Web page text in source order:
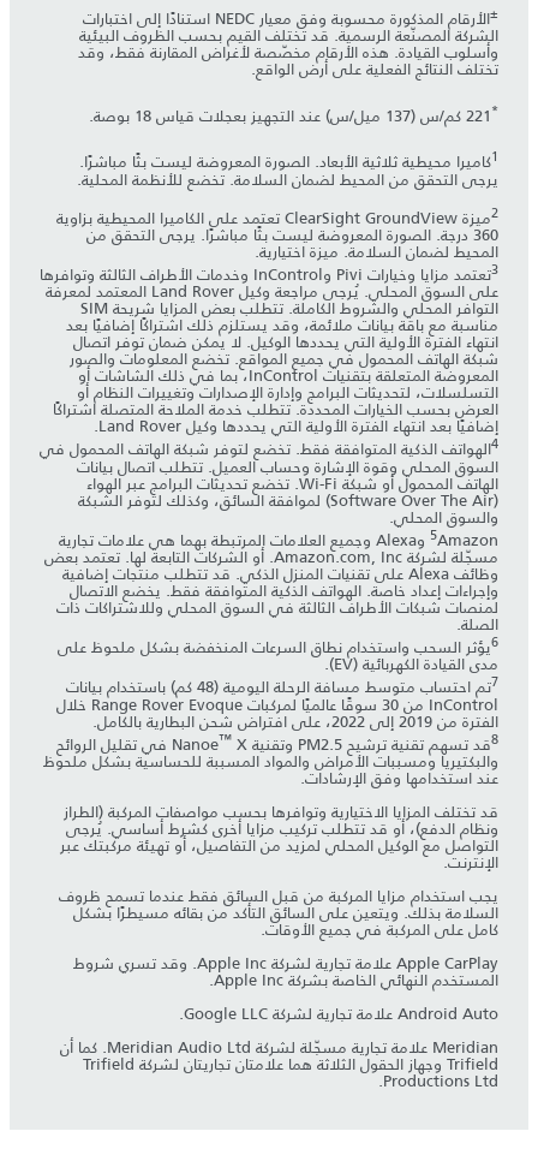
± الأرقام المذكورة محسوبة وفق معيار NEDC استنادًا إلى اختبارات
الشركة المصنّعة الرسمية. قد تختلف القيم بحسب الظروف البيئية
وأسلوب القيادة. هذه الأرقام مخصّصة لأغراض المقارنة فقط، وقد
تختلف النتائج الفعلية على أرض الواقع.
*221 كم/س (137 ميل/س) عند التجهيز بعجلات قياس 18 بوصة.
1كاميرا محيطية ثلاثية الأبعاد. الصورة المعروضة ليست بثًا مباشرًا.
يرجى التحقق من المحيط لضمان السلامة. تخضع للأنظمة المحلية.
2 ميزة ClearSight GroundView تعتمد على الكاميرا المحيطية بزاوية
360 درجة. الصورة المعروضة ليست بثًا مباشرًا. يرجى التحقق من
المحيط لضمان السلامة. ميزة اختيارية.
3 تعتمد مزايا وخيارات Pivi وInControl وخدمات الأطراف الثالثة وتوافرها
على السوق المحلي. يُرجى مراجعة وكيل Land Rover المعتمد لمعرفة
التوافر المحلي والشروط الكاملة. تتطلب بعض المزايا شريحة SIM
مناسبة مع باقة بيانات ملائمة، وقد يستلزم ذلك اشتراكًا إضافيًا بعد
انتهاء الفترة الأولية التي يحددها الوكيل. لا يمكن ضمان توفر اتصال
شبكة الهاتف المحمول في جميع المواقع. تخضع المعلومات والصور
المعروضة المتعلقة بتقنيات InControl، بما في ذلك الشاشات أو
التسلسلات، لتحديثات البرامج وإدارة الإصدارات وتغييرات النظام أو
العرض بحسب الخيارات المحددة. تتطلب خدمة الملاحة المتصلة اشتراكًا
إضافيًا بعد انتهاء الفترة الأولية التي يحددها وكيل Land Rover.
4الهواتف الذكية المتوافقة فقط. تخضع لتوفر شبكة الهاتف المحمول في
السوق المحلي وقوة الإشارة وحساب العميل. تتطلب اتصال بيانات
الهاتف المحمول أو شبكة Wi-Fi. تخضع تحديثات البرامج عبر الهواء
(Software Over The Air) لموافقة السائق، وكذلك لتوفر الشبكة
والسوق المحلي.
5 Amazon وAlexa وجميع العلامات المرتبطة بهما هي علامات تجارية
مسجّلة لشركة Amazon.com, Inc. أو الشركات التابعة لها. تعتمد بعض
وظائف Alexa على تقنيات المنزل الذكي. قد تتطلب منتجات إضافية
وإجراءات إعداد خاصة. الهواتف الذكية المتوافقة فقط. يخضع الاتصال
لمنصات شبكات الأطراف الثالثة في السوق المحلي وللاشتراكات ذات
الصلة.
6يؤثر السحب واستخدام نطاق السرعات المنخفضة بشكل ملحوظ على
مدى القيادة الكهربائية (EV).
7 تم احتساب متوسط مسافة الرحلة اليومية (48 كم) باستخدام بيانات
InControl من 30 سوقًا عالميًا لمركبات Range Rover Evoque خلال
الفترة من 2019 إلى 2022، على افتراض شحن البطارية بالكامل.
8قد تسهم تقنية ترشيح PM2.5 وتقنية Nanoe ™ X في تقليل الروائح
والبكتيريا ومسببات الأمراض والمواد المسببة للحساسية بشكل ملحوظ
عند استخدامها وفق الإرشادات.
قد تختلف المزايا الاختيارية وتوافرها بحسب مواصفات المركبة (الطراز
ونظام الدفع)، أو قد تتطلب تركيب مزايا أخرى كشرط أساسي. يُرجى
التواصل مع الوكيل المحلي لمزيد من التفاصيل، أو تهيئة مركبتك عبر
الإنترنت.
يجب استخدام مزايا المركبة من قبل السائق فقط عندما تسمح ظروف
السلامة بذلك. ويتعين على السائق التأكد من بقائه مسيطرًا بشكل
كامل على المركبة في جميع الأوقات.
Apple CarPlay علامة تجارية لشركة Apple Inc. وقد تسري شروط
المستخدم النهائي الخاصة بشركة Apple Inc.
Android Auto علامة تجارية لشركة Google LLC.
Meridian علامة تجارية مسجّلة لشركة Meridian Audio Ltd. كما أن
Trifield وجهاز الحقول الثلاثة هما علامتان تجاريتان لشركة Trifield
Productions Ltd.